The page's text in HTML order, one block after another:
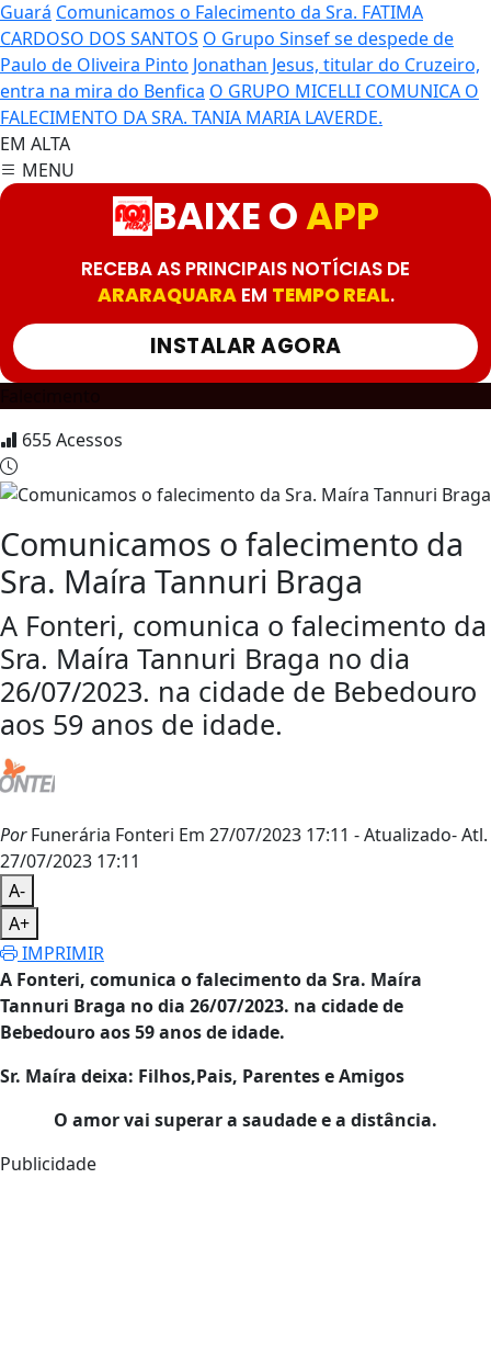
Guará Comunicamos o Falecimento da Sra. FATIMA
CARDOSO DOS SANTOS O Grupo Sinsef se despede de
Paulo de Oliveira Pinto Jonathan Jesus, titular do Cruzeiro,
entra na mira do Benfica O GRUPO MICELLI COMUNICA O
FALECIMENTO DA SRA. TANIA MARIA LAVERDE.
EM ALTA
MENU
BAIXE OAPP
RECEBA AS PRINCIPAIS NOTÍCIAS DE
ARARAQUARAEM TEMPO REAL.
INSTALAR AGORA
655Acessos
Comunicamos o falecimento da
Sra. Maíra Tannuri Braga
A Fonteri, comunica o falecimento da
Sra. Maíra Tannuri Braga no dia
26/07/2023. na cidade de Bebedouro
aos 59 anos de idade.
PorFunerária Fonteri Em 27/07/2023 17:11 - Atualizado- Atl.
27/07/2023 17:11
A-
A+
IMPRIMIR
A Fonteri, comunica o falecimento da Sra. Maíra
Tannuri Braga no dia 26/07/2023. na cidade de
Bebedouro aos 59 anos de idade.
Sr. Maíra deixa: Filhos,Pais, Parentes e Amigos
O amor vai superar a saudade e a distância.
Publicidade